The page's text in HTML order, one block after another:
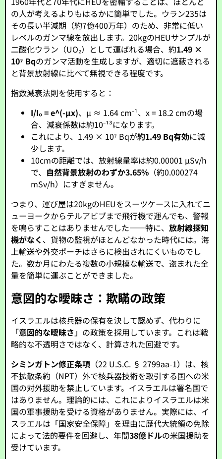
の人が考えるよりもはるかに簡単でした。ウラン235は
その長い半減期（約7億400万年）のため、非常に低い
レベルのガンマ線を放出します。20kgのHEUサンプルが
二酸化ウラン（UO₂）として運ばれる場合、約1.49 ×
10⁷ Bqのガンマ活動を生成しますが、適切に遮蔽される
と背景放射線に比べて無視できる程度です。
指数減衰法則を使用すると：
I/I₀ = e^(-μx)、μ ≈ 1.64 cm⁻¹、x = 18.2 cmの場
合、減衰係数は約10⁻¹³になります。
これにより、1.49 × 10⁷ Bqが約1.49 Bq有効に減
少します。
10cmの距離では、放射線量率は約0.00001 μSv/h
で、 自然背景放射のわずか3.65% （約0.000274
mSv/h）にすぎません。
つまり、運び屋は20kgのHEUをスーツケースに入れてニ
ューヨークからテルアビブまで飛行機で運んでも、警報
を鳴らすことはありませんでした——特に、放射線探知
機がなく 、貨物の監視がほとんどなかった時代には。海
上輸送や外交ポーチはさらに検出されにくいものでし
た。数か月にわたる複数の小規模な輸送で、盗まれた全
量を簡単に運ぶことができました。
意図的な曖昧さ：欺瞞の政策
イスラエルは核兵器の保有を決して認めず、代わりに
「意図的な曖昧さ 」の政策を採用しています。これは戦
略的な不透明さではなく、計算された回避です。
シミンガトン修正条項 （22 U.S.C. § 2799aa-1）は、核
不拡散条約（NPT）外で核兵器技術を取引する国への米
国の対外援助を禁止しています。イスラエルは署名国で
はありません。理論的には、これによりイスラエルは米
国の軍事援助を受ける資格がありません。実際には、イ
スラエルは「国家安全保障」を理由に歴代大統領の免除
によって法的要件を回避し、年間38億ドルの米国援助を
受けています。